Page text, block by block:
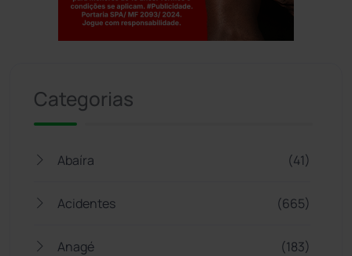
Categorias
Abaíra (41)
Acidentes (665)
Anagé (183)